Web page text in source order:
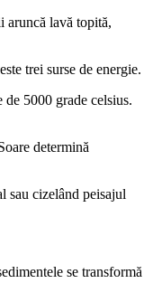
aruncă lavă topită,
trei surse de energie.
5000 grade celsius.
determină
sau cizelând peisajul
se transformă